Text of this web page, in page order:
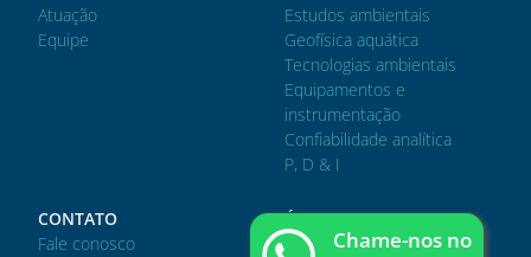
Atuação
Equipe
Estudos ambientais
Geofísica aquática
Tecnologias ambientais
Equipamentos e
instrumentação
Confiabilidade analítica
P, D & I
CONTATO
Fale conosco
ÁREA DO CLIENTE
AcessarChame-nos no